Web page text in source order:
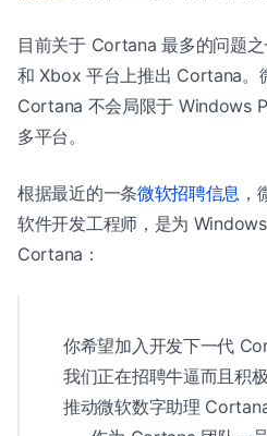
目前关于 Cortana 最多的问题
和 Xbox 平台上推出 Cortana。
Cortana 不会局限于 Windows
多平台。
根据最近的一条微软招聘信息
软件开发工程师，是为
Cortana：
你希望加入开发下一代
我们正在招聘牛逼而且积
推动微软数字助理